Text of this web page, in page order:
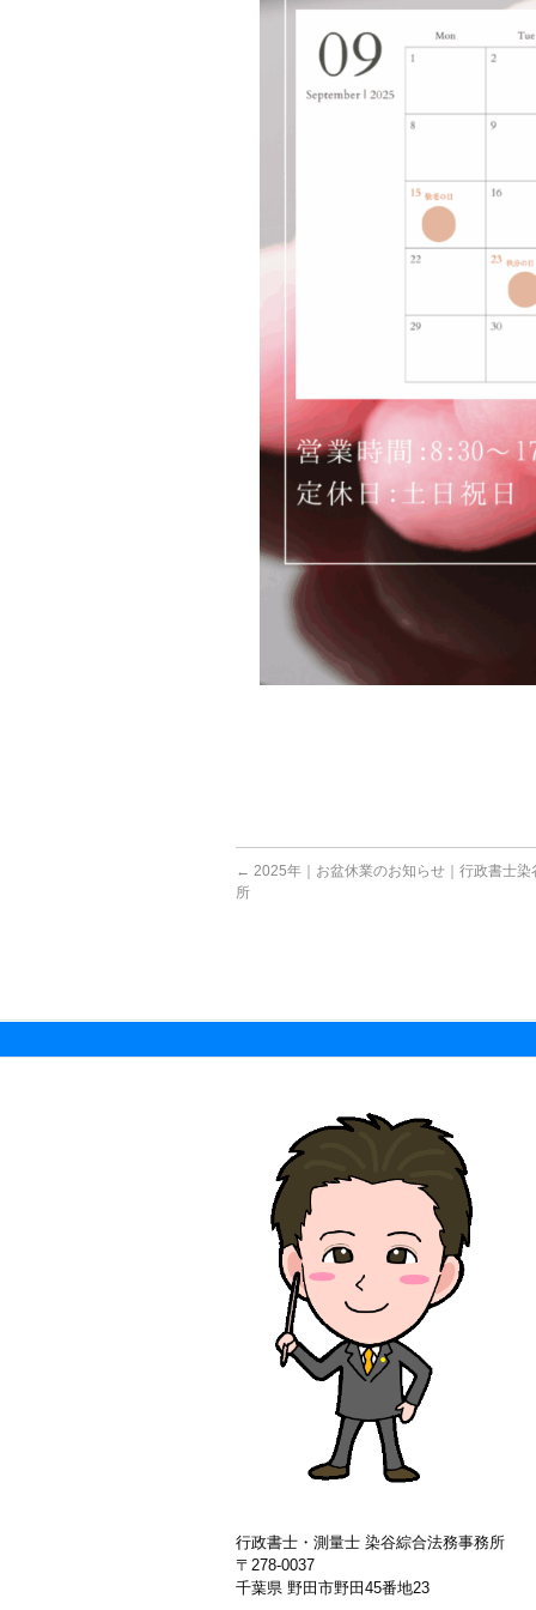
← 2025年｜お盆休業のお知らせ｜行政書士染
所
行政書士・測量士 染谷綜合法務事務所
〒 278-0037
千葉県 野田市野田 45番地23